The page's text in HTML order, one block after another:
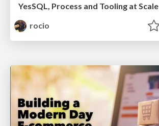
YesSQL, Process and Tooling at Scale
rocio